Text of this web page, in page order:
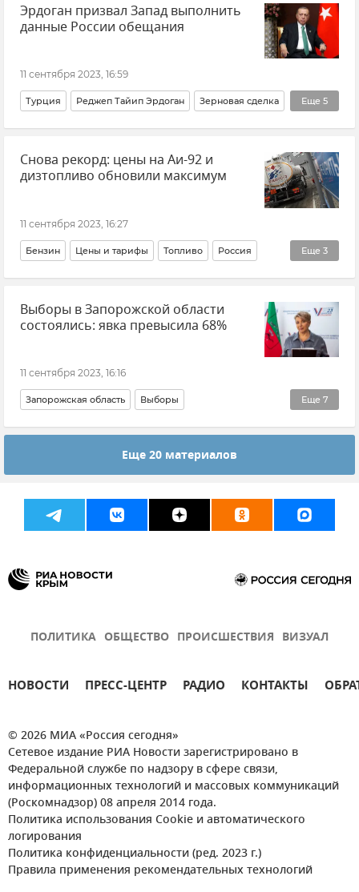
Рязань Владимир Подольск Воткинск
Рубцовск
Эрдоган призвал Запад выполнить
данные России обещания
11 сентября 2023, 16:59
Еще 5
Турция Реджеп Тайип Эрдоган Зерновая сделка
Россия В мире Политика Экономика
Новости
Снова рекорд: цены на Аи-92 и
дизтопливо обновили максимум
11 сентября 2023, 16:27
Еще 3
Бензин Цены и тарифы Топливо Россия
Экономика Инфляция Новости
Выборы в Запорожской области
состоялись: явка превысила 68%
11 сентября 2023, 16:16
Еще 7
Запорожская область Выборы
Единый день голосования - 2023 Политика
Новые регионы России
Избирком Запорожской области
Еще 20 материалов
ПОЛИТИКА ОБЩЕСТВО ПРОИСШЕСТВИЯ ВИЗУАЛ
НОВОСТИ ПРЕСС-ЦЕНТР РАДИО КОНТАКТЫ
© 2026 МИА «Россия сегодня»
Сетевое издание РИА Новости зарегистрировано в
Федеральной службе по надзору в сфере связи,
информационных технологий и массовых коммуникаций
(Роскомнадзор) 08 апреля 2014 года.
Политика использования Cookie и автоматического
логирования
Политика конфиденциальности (ред. 2023 г.)
Правила применения рекомендательных технологий